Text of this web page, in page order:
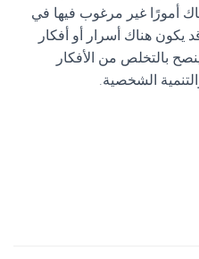
أمورًا غير مرغوب فيها في
يكون هناك أسرار أو أفكار
بالتخلص من الأفكار
الشخصية.